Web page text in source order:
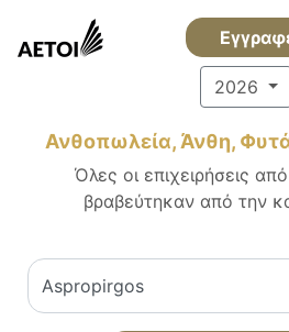
2026
Ανθοπωλεία, Άνθη,
Όλες οι επιχειρήσεις
βραβεύτηκαν από την